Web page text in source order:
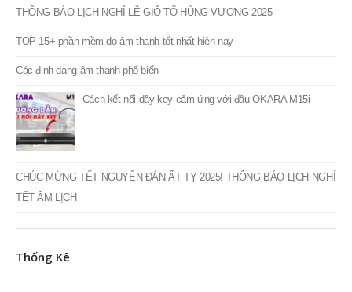
thấp
nhất
cao
nhất
Giá:6.500.000 ₫— 15.500.000 ₫
Tin Tức
THÔNG BÁO LỊCH NGHỈ LỄ GIỖ TỔ HÙNG VƯƠNG 2025
TOP 15+ phần mềm do âm thanh tốt nhất hiện nay
Các định dạng âm thanh phổ biến